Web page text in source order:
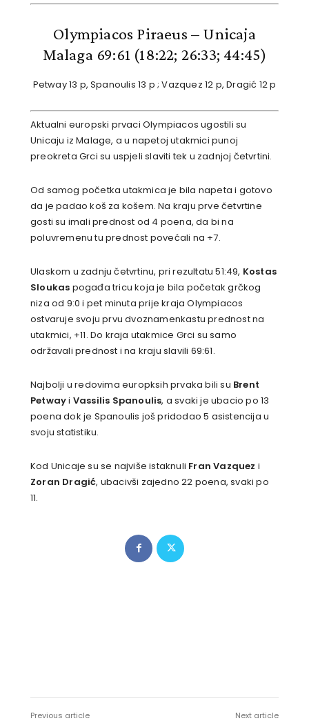
Olympiacos Piraeus – Unicaja
Malaga 69:61 (18:22; 26:33; 44:45)
Petway 13 p, Spanoulis 13 p ; Vazquez 12 p, Dragić 12 p
Aktualni europski prvaci Olympiacos ugostili su
Unicaju iz Malage, a u napetoj utakmici punoj
preokreta Grci su uspjeli slaviti tek u zadnjoj četvrtini.
Od samog početka utakmica je bila napeta i gotovo
da je padao koš za košem. Na kraju prve četvrtine
gosti su imali prednost od 4 poena, da bi na
poluvremenu tu prednost povećali na +7.
Ulaskom u zadnju četvrtinu, pri rezultatu 51:49, Kostas
Sloukas pogađa tricu koja je bila početak grčkog
niza od 9:0 i pet minuta prije kraja Olympiacos
ostvaruje svoju prvu dvoznamenkastu prednost na
utakmici, +11. Do kraja utakmice Grci su samo
održavali prednost i na kraju slavili 69:61.
Najbolji u redovima europksih prvaka bili su Brent
Petwayi Vassilis Spanoulis, a svaki je ubacio po 13
poena dok je Spanoulis još pridodao 5 asistencija u
svoju statistiku.
Kod Unicaje su se najviše istaknuli Fran Vazquez i
Zoran Dragić, ubacivši zajedno 22 poena, svaki po
11.
Previous article Next article